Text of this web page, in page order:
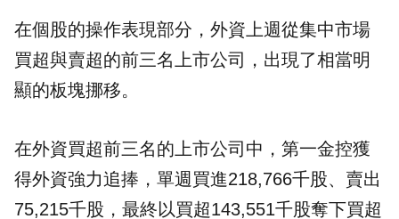
在個股的操作表現部分，外資上週從集中市場
買超與賣超的前三名上市公司，出現了相當明
顯的板塊挪移。
在外資買超前三名的上市公司中，第一金控獲
得外資強力追捧，單週買進218,766千股、賣出
75,215千股，最終以買超143,551千股奪下買超